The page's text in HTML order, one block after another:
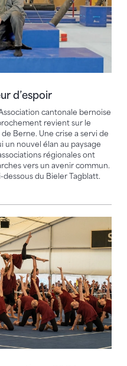
d’espoir
cantonale bernoise
revient sur le
Berne. Une crise a servi de
un nouvel élan au paysage
régionales ont
vers un avenir commun.
dessous du Bieler Tagblatt.
2024